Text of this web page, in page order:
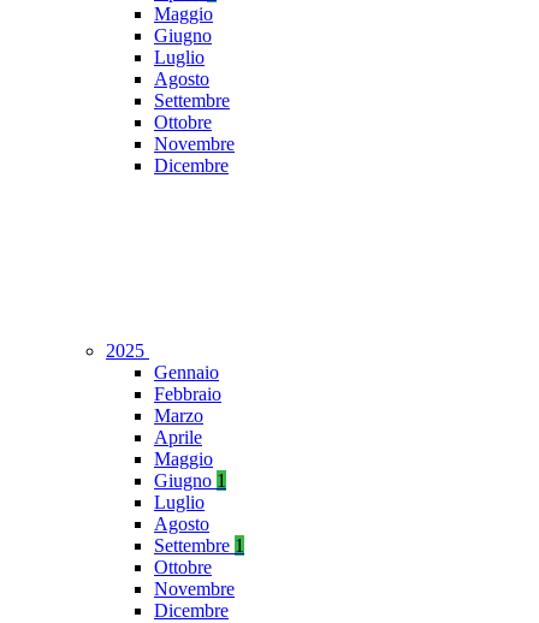
Maggio
Giugno
Luglio
Agosto
Settembre
Ottobre
Novembre
Dicembre
2025
Gennaio
Febbraio
Marzo
Aprile
Maggio
Giugno 1
Luglio
Agosto
Settembre 1
Ottobre
Novembre
Dicembre